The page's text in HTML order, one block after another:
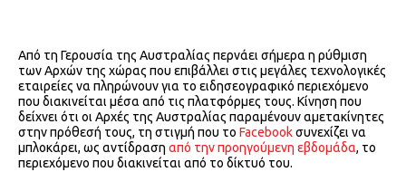
Από τη Γερουσία της Αυστραλίας περνάει σήμερα η ρύθμιση
των Αρχών της χώρας που επιβάλλει στις μεγάλες τεχνολογικές
εταιρείες να πληρώνουν για το ειδησεογραφικό περιεχόμενο
που διακινείται μέσα από τις πλατφόρμες τους. Κίνηση που
δείχνει ότι οι Αρχές της Αυστραλίας παραμένουν αμετακίνητες
στην πρόθεσή τους, τη στιγμή που το Facebookσυνεχίζει να
μπλοκάρει, ως αντίδραση από την προηγούμενη εβδομάδα, το
περιεχόμενο που διακινείται από το δίκτυό του.